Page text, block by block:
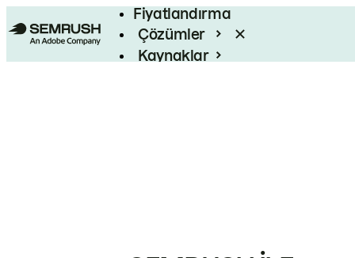
Fiyatlandırma
Çözümler
Kaynaklar